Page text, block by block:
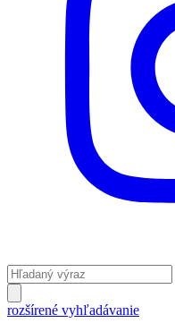
rozšírené vyhľadávanie